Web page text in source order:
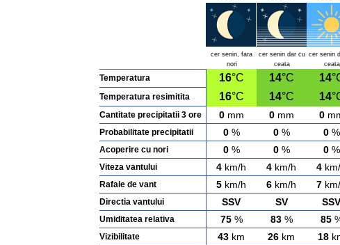
cer senin, fara
nori
cer senin dar cu
ceata
cer senin
ceata
Temperatura 16°C 14°C 14
Temperatura resimitita 16°C 14°C 14
Cantitate precipitatii 3 ore 0mm 0mm 0
Probabilitate precipitatii 0% 0% 0%
Acoperire cu nori 0% 0% 0%
Viteza vantului 4 km/h 4 km/h 4
Rafale de vant 5 km/h 6 km/h 7
Directia vantului SSV SV SSV
Umiditatea relativa 75% 83% 85
Vizibilitate 43 km 26 km 18